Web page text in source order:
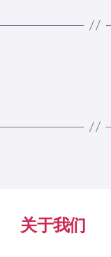
关于我们